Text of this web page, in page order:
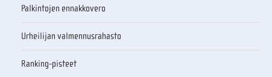
Palkintojen ennakkovero
Urheilijan valmennusrahasto
Ranking-pisteet